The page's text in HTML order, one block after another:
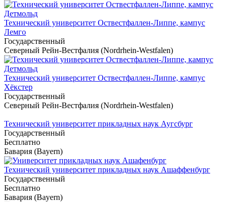
Технический университет Оствестфаллен-Липпе, кампус
Лемго
Государственный
Северный Рейн-Вестфалия (Nordrhein-Westfalen)
Технический университет Оствестфаллен-Липпе, кампус
Хёкстер
Государственный
Северный Рейн-Вестфалия (Nordrhein-Westfalen)
Технический университет прикладных наук Аугсбург
Государственный
Бесплатно
Бавария (Bayern)
Технический университет прикладных наук Ашаффенбург
Государственный
Бесплатно
Бавария (Bayern)